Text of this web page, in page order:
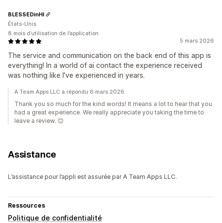
5 mars 2026
The service and communication on the back end of this app is
everything! In a world of ai contact the experience received
was nothing like I’ve experienced in years.
BLESSEDinHI
États-Unis
8 mois d’utilisation de l’application
A Team Apps LLC a répondu 6 mars 2026
Thank you so much for the kind words! It means a lot to hear that you
had a great experience. We really appreciate you taking the time to
leave a review. 😊
Assistance
L’assistance pour l’appli est assurée par A Team Apps LLC.
Ressources
Politique de confidentialité